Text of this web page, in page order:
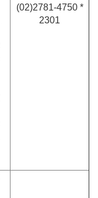
(02)2781-4750 *
2301